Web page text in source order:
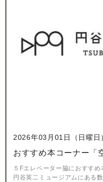
2026年03月01日（日曜日
おすすめ本コーナー「
５Fエレベーター脇におすす
円谷英二ミュージアムにある